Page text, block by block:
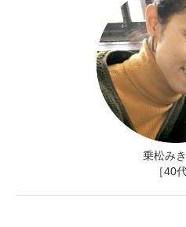
乗松み
［40